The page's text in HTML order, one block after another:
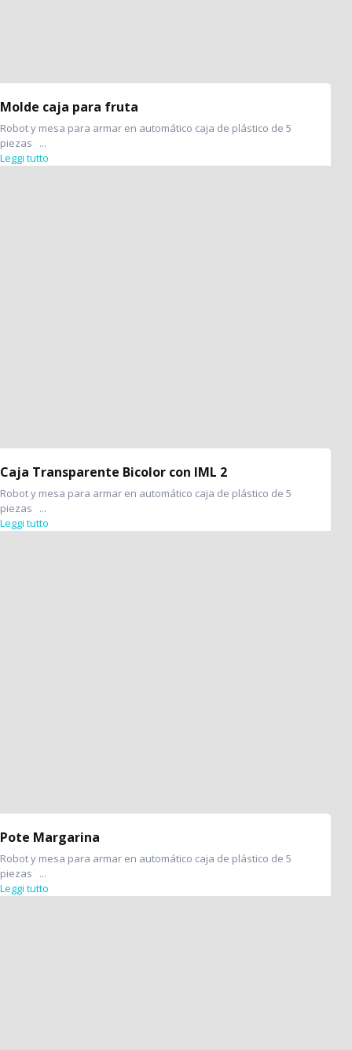
Molde caja para fruta
Robot y mesa para armar en automático caja de plástico de 5
piezas ...
Leggi tutto
Caja Transparente Bicolor con IML 2
Robot y mesa para armar en automático caja de plástico de 5
piezas ...
Leggi tutto
Pote Margarina
Robot y mesa para armar en automático caja de plástico de 5
piezas ...
Leggi tutto